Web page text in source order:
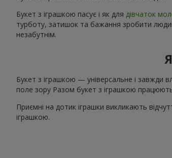
Букет з іграшкою пасує і як для дівчаток
турботу, затишок та бажання зробити
незабутнім.
Букет з іграшкою — універсальне і завжди
поле зору Разом букет з іграшкою
Приємні на дотик іграшки викликають
іграшкою.